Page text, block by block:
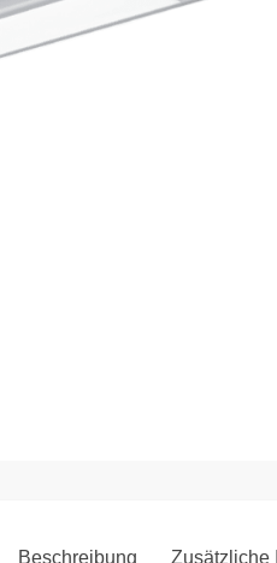
Beschreibung Zusätzliche